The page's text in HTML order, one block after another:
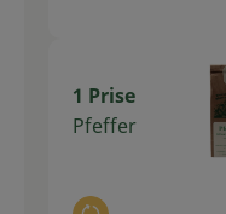
1 Prise
Pfeffer